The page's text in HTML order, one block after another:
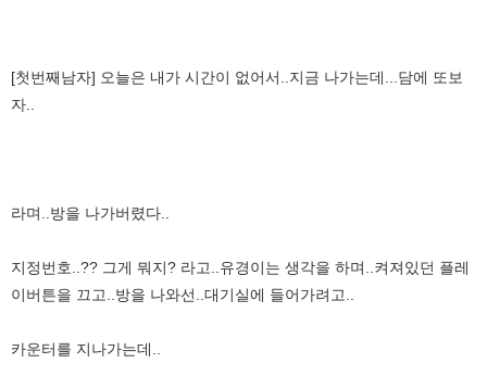
[첫번째남자] 오늘은 내가 시간이 없어서..지금 나가는데...담에 또보
자..
라며..방을 나가버렸다..
지정번호..?? 그게 뭐지? 라고..유경이는 생각을 하며..켜져있던 플레
이버튼을 끄고..방을 나와선..대기실에 들어가려고..
카운터를 지나가는데..